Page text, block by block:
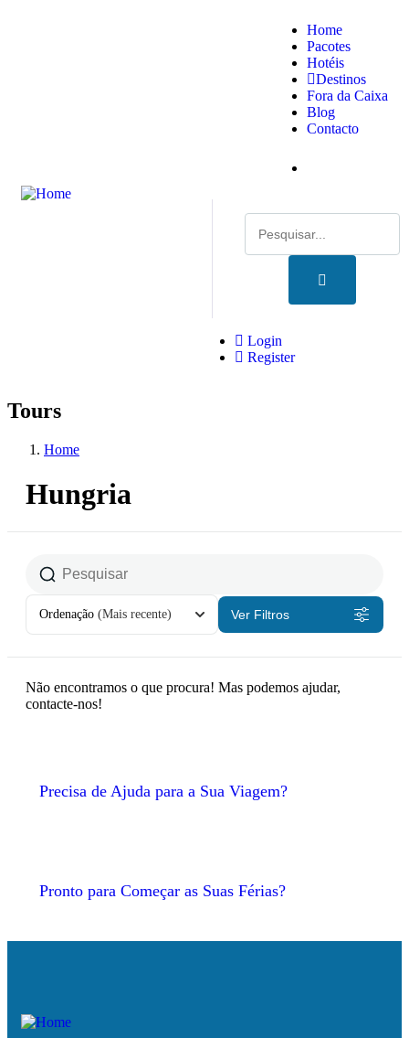
Home
Pacotes
Hotéis
Destinos
Fora da Caixa
Blog
Contacto
Login
Register
Tours
Home
Hungria
Ordenação (Mais recente) Ver Filtros
Não encontramos o que procura! Mas podemos ajudar,
contacte-nos!
Precisa de Ajuda para a Sua Viagem?
Pronto para Começar as Suas Férias?